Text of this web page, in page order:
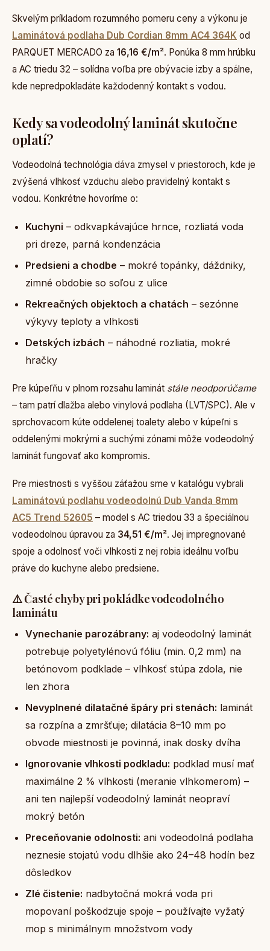
Skvelým príkladom rozumného pomeru ceny a výkonu je
Laminátová podlaha Dub Cordian 8mm AC4 364K od
PARQUET MERCADO za 16,16 €/m². Ponúka 8 mm hrúbku
a AC triedu 32 – solídna voľba pre obývacie izby a spálne,
kde nepredpokladáte každodenný kontakt s vodou.
Kedy sa vodeodolný laminát skutočne
oplatí?
Vodeodolná technológia dáva zmysel v priestoroch, kde je
zvýšená vlhkosť vzduchu alebo pravidelný kontakt s
vodou. Konkrétne hovoríme o:
Kuchyni – odkvapkávajúce hrnce, rozliatá voda
pri dreze, parná kondenzácia
Predsieni a chodbe – mokré topánky, dáždniky,
zimné obdobie so soľou z ulice
Rekreačných objektoch a chatách – sezónne
výkyvy teploty a vlhkosti
Detských izbách – náhodné rozliatia, mokré
hračky
Pre kúpeľňu v plnom rozsahu laminát stále neodporúčame
– tam patrí dlažba alebo vinylová podlaha (LVT/SPC). Ale v
sprchovacom kúte oddelenej toalety alebo v kúpeľni s
oddelenými mokrými a suchými zónami môže vodeodolný
laminát fungovať ako kompromis.
Pre miestnosti s vyššou záťažou sme v katalógu vybrali
Laminátovú podlahu vodeodolnú Dub Vanda 8mm
AC5 Trend 52605 – model s AC triedou 33 a špeciálnou
vodeodolnou úpravou za 34,51 €/m². Jej impregnované
spoje a odolnosť voči vlhkosti z nej robia ideálnu voľbu
práve do kuchyne alebo predsiene.
⚠️ Časté chyby pri pokládke vodeodolného
laminátu
Vynechanie parozábrany: aj vodeodolný laminát
potrebuje polyetylénovú fóliu (min. 0,2 mm) na
betónovom podklade – vlhkosť stúpa zdola, nie
len zhora
Nevyplnené dilatačné špáry pri stenách: laminát
sa rozpína a zmršťuje; dilatácia 8–10 mm po
obvode miestnosti je povinná, inak dosky dvíha
Ignorovanie vlhkosti podkladu: podklad musí mať
maximálne 2 % vlhkosti (meranie vlhkomerom) –
ani ten najlepší vodeodolný laminát neopraví
mokrý betón
Preceňovanie odolnosti: ani vodeodolná podlaha
neznesie stojatú vodu dlhšie ako 24–48 hodín bez
dôsledkov
Zlé čistenie: nadbytočná mokrá voda pri
mopovaní poškodzuje spoje – používajte vyžatý
mop s minimálnym množstvom vody